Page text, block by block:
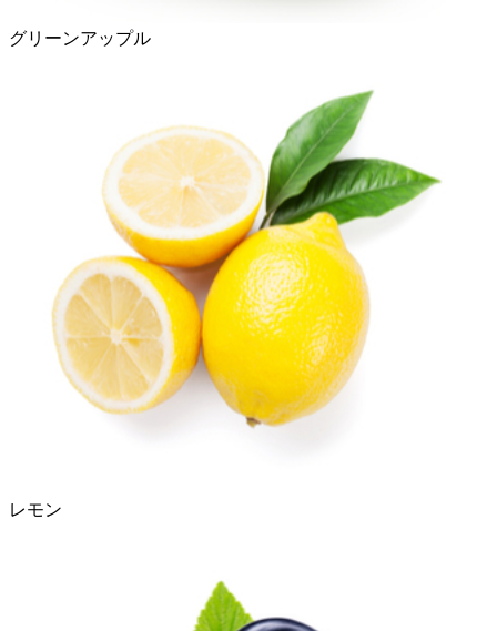
グリーンアップル
レモン